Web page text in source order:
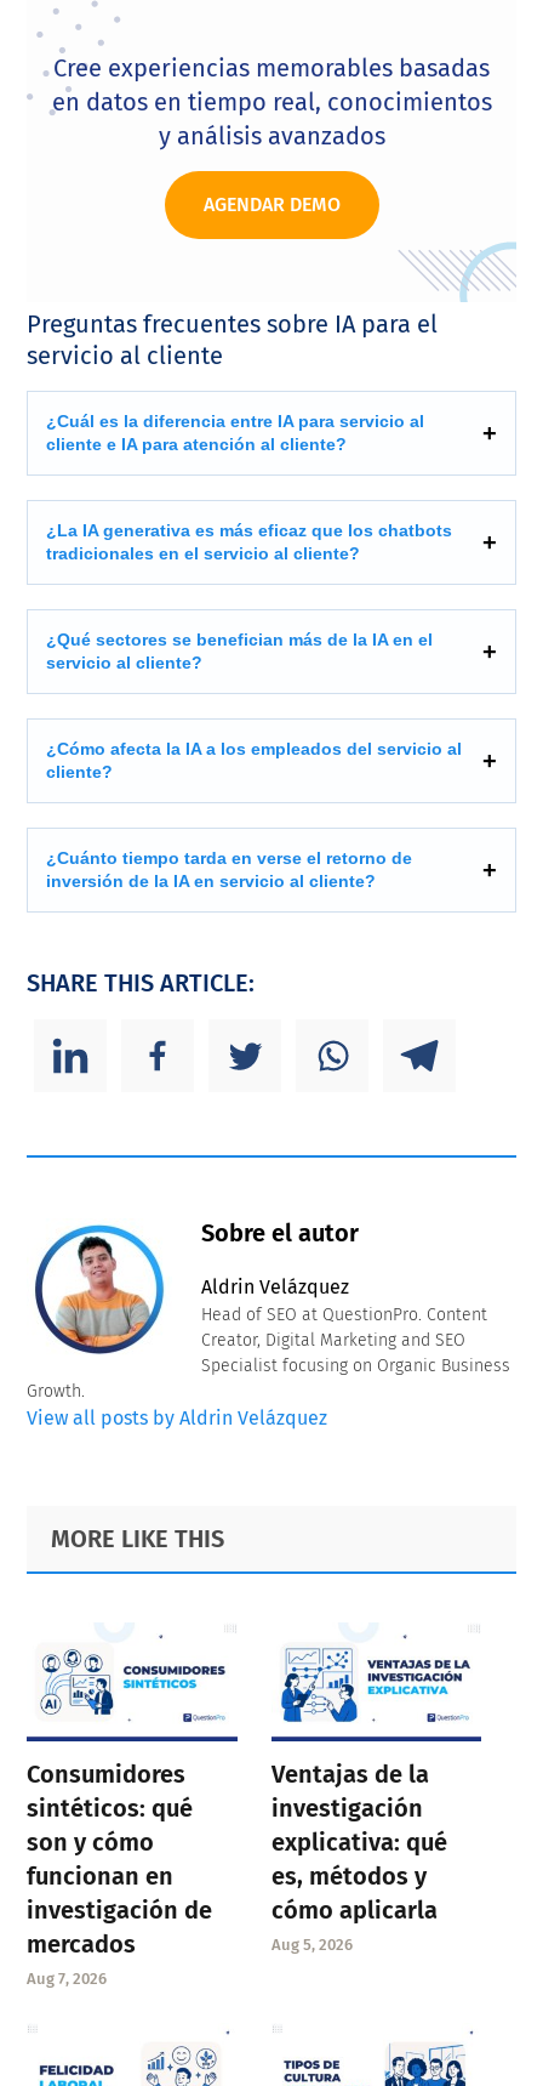
Cree experiencias memorables basadas
en datos en tiempo real, conocimientos
y análisis avanzados
AGENDAR DEMO
Preguntas frecuentes sobre IA para el
servicio al cliente
¿Cuál es la diferencia entre IA para servicio al
cliente e IA para atención al cliente?
¿La IA generativa es más eficaz que los chatbots
tradicionales en el servicio al cliente?
¿Qué sectores se benefician más de la IA en el
servicio al cliente?
¿Cómo afecta la IA a los empleados del servicio al
cliente?
¿Cuánto tiempo tarda en verse el retorno de
inversión de la IA en servicio al cliente?
SHARE THIS ARTICLE:
Sobre el autor
Aldrin Velázquez
Head of SEO at QuestionPro. Content
Creator, Digital Marketing and SEO
Specialist focusing on Organic Business
Growth.
View all posts by Aldrin Velázquez
Primary
Sidebar
Footer
MORE LIKE THIS
Consumidores
sintéticos: qué
son y cómo
funcionan en
investigación de
mercados
Aug 7, 2026
Ventajas de la
investigación
explicativa: qué
es, métodos y
cómo aplicarla
Aug 5, 2026